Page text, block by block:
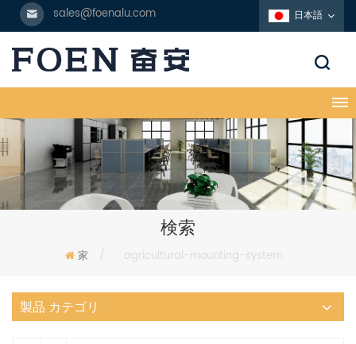
sales@foenalu.com 日本語
検索
家 / agricultural-mounting-system
製品 カテゴリ